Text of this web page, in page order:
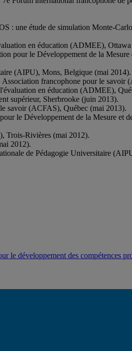
: une étude de simulation Monte-
en éducation (ADMEE),
pour le Développement de la
(AIPU), Mons, Belgique (mai 2014).
Association francophone pour le
en éducation (ADMEE),
supérieur, Sherbrooke (juin 2013).
savoir (ACFAS), Québec (mai 2013).
le Développement de la Mesure et
Trois-Rivières (mai 2012).
2012).
de Pédagogie Universitaire
le développement des compétences